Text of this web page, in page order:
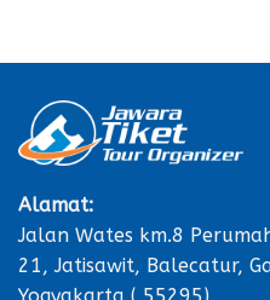
Alamat:
Jalan Wates km.8
21, Jatisawit, Balecatur,